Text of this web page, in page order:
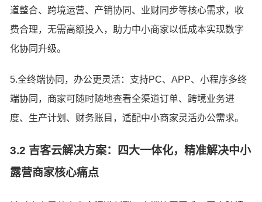
道整合、跨境运营、产销协同、业财同步等核心需求，收
费合理，无需高额投入，助力中小商家以低成本实现数字
化协同升级。
5.全终端协同，办公更灵活：支持PC、APP、小程序多终
端协同，商家可随时随地查看全渠道订单、跨境业务进
度、生产计划、财务账目，适配中小商家灵活办公需求。
3.2 吉客云解决方案：四大一体化，精准解决中小
露营商家核心痛点